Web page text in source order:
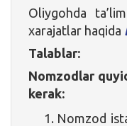
Oliygohda
xarajatlar haqida
Talablar:
Nomzodlar
kerak:
Nomzod